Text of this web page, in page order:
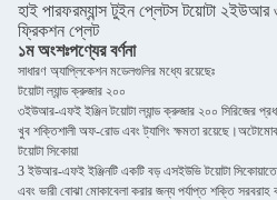
হাই পারফরম্যান্স টুইন প্লেটস টয়োটা
ফ্রিকশন প্লেট
১ম অংশঃপণ্যের বর্ণনা
সাধারণ অ্যাপ্লিকেশন মডেলগুলির মধ্যে রয়েছেঃ
টয়োটা ল্যান্ড ক্রুজার ২০০
৩ইউআর-এফই ইঞ্জিন টয়োটা ল্যান্ড ক্রুজার ২০০ সিরিজের
খুব শক্তিশালী অফ-রোড এবং ট্যাগিং ক্ষমতা
টয়োটা সিকোয়া
3 ইউআর-এফই ইঞ্জিনটি একটি বড় এসইউভি টয়োটা সিকোয়াতে
এবং ভারী বোঝা মোকাবেলা করার জন্য পর্যাপ্ত শক্তি সরবরাহ